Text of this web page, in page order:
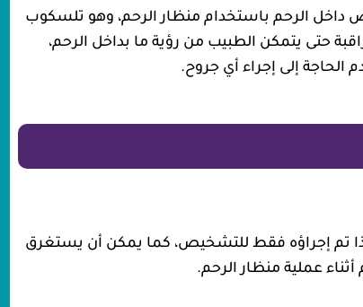
داخل الرحم باستخدام منظار الرحم، وهو تلسكوب
حتى يتمكن الطبيب من رؤية ما بداخل الرحم،
الحاجة إلى إجراء أي جروح.
من 5 الى 10 دقائق كحد أدنى إذا تم إجراؤه فقط للتشخيص، كما يمكن أن يستغرق
عملية منظار الرحم.